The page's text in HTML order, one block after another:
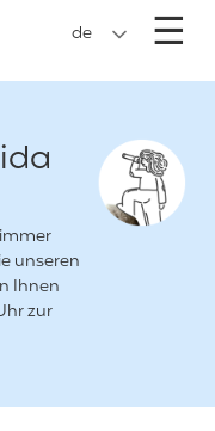
5256
de ☰
unseren
Ihnen
zur